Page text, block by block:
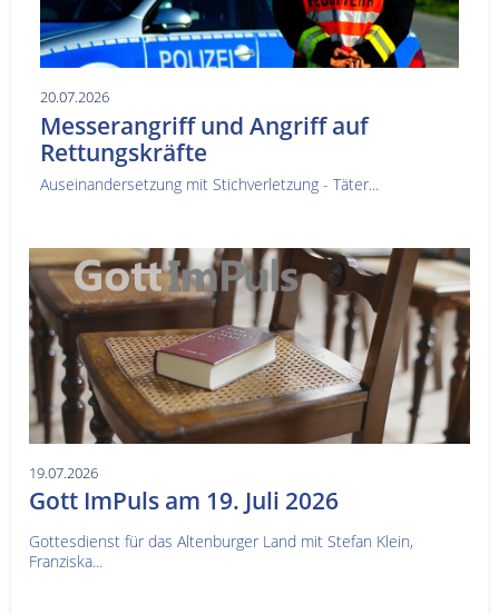
20.07.2026
Messerangriff und Angriff auf
Rettungskräfte
Auseinandersetzung mit Stichverletzung - Täter...
19.07.2026
Gott ImPuls am 19. Juli 2026
Gottesdienst für das Altenburger Land mit Stefan Klein,
Franziska...